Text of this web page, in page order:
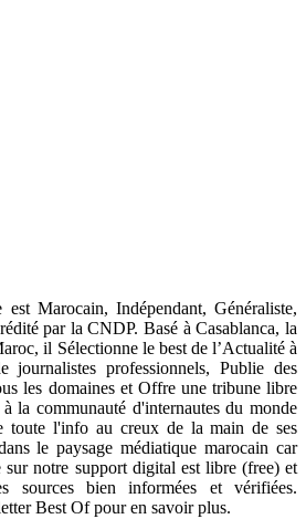
Marocain, Indépendant, Généraliste,
par la CNDP. Basé à Casablanca, la
il Sélectionne le best de l’Actualité à
journalistes professionnels, Publie des
les domaines et Offre une tribune libre
la communauté d'internautes du monde
toute l'info au creux de la main de ses
le paysage médiatique marocain car
notre support digital est libre (free) et
sources bien informées et vérifiées.
Best Of pour en savoir plus.